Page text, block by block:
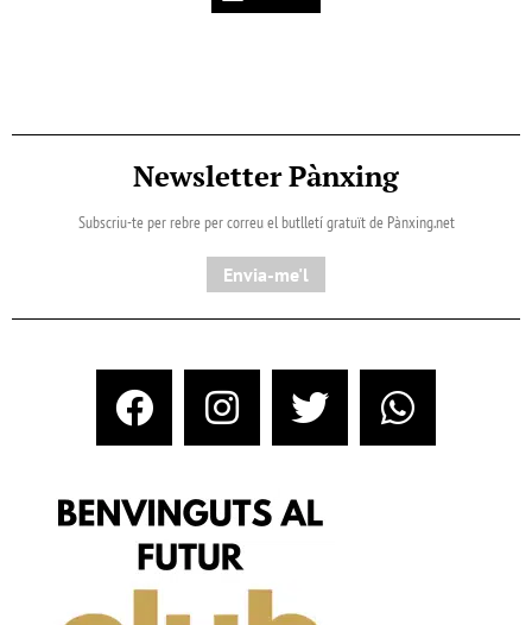
Newsletter Pànxing
Subscriu-te per rebre per correu el butlletí gratuït de Pànxing.net​
Envia-me'l